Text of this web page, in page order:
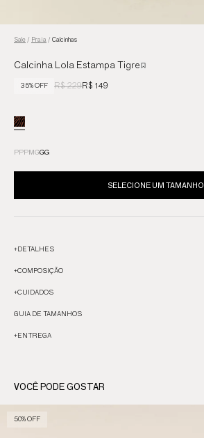
Sale / Praia / Calcinhas
Calcinha Lola Estampa Tigre
35% OFF R$ 229R$ 149
PPPMGGG
SELECIONE UM TAMANHO
+DETALHES
+COMPOSIÇÃO
+CUIDADOS
GUIA DE TAMANHOS
+ENTREGA
VOCÊ PODE GOSTAR
50% OFF